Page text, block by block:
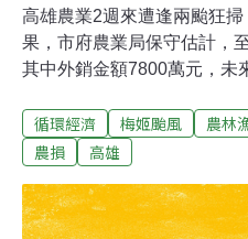
高雄農業2週來遭逢兩颱狂
果，市府農業局保守估計，
其中外銷金額7800萬元，未
大慶表示，高市5大主力外
「莫蘭蒂」、「梅姬」颱風
最慘就是連根拔起，令農民
50%，10月2日市場批發價
循環經濟 梅姬颱風 農林
農損
高雄